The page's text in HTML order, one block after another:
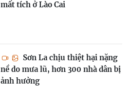
mất tích ở Lào Cai
Sơn La chịu thiệt hại nặng
nề do mưa lũ, hơn 300 nhà dân bị
ảnh hưởng